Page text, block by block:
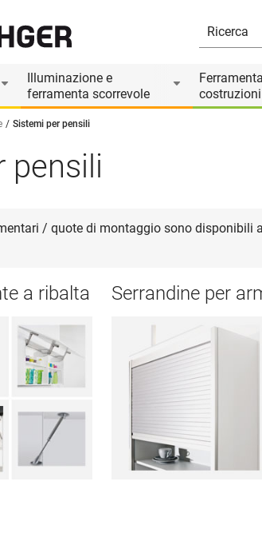
Illuminazione e
ferramenta scorrevole
costruzioni
Sistemi per pensili
pensili
/ quote di montaggio sono disponibili
a ribalta Serrandine per